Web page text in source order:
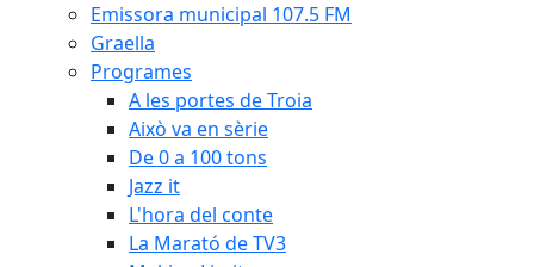
Emissora municipal 107.5 FM
Graella
Programes
A les portes de Troia
Això va en sèrie
De 0 a 100 tons
Jazz it
L'hora del conte
La Marató de TV3